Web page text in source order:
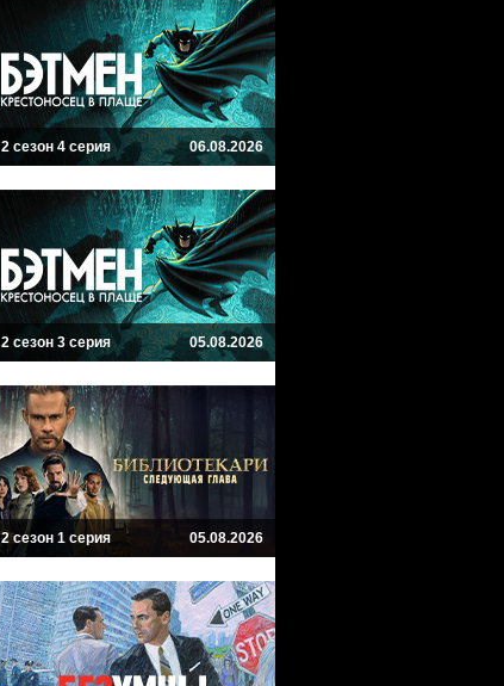
2 сезон 4 серия 06.08.2026
2 сезон 3 серия 05.08.2026
2 сезон 1 серия 05.08.2026